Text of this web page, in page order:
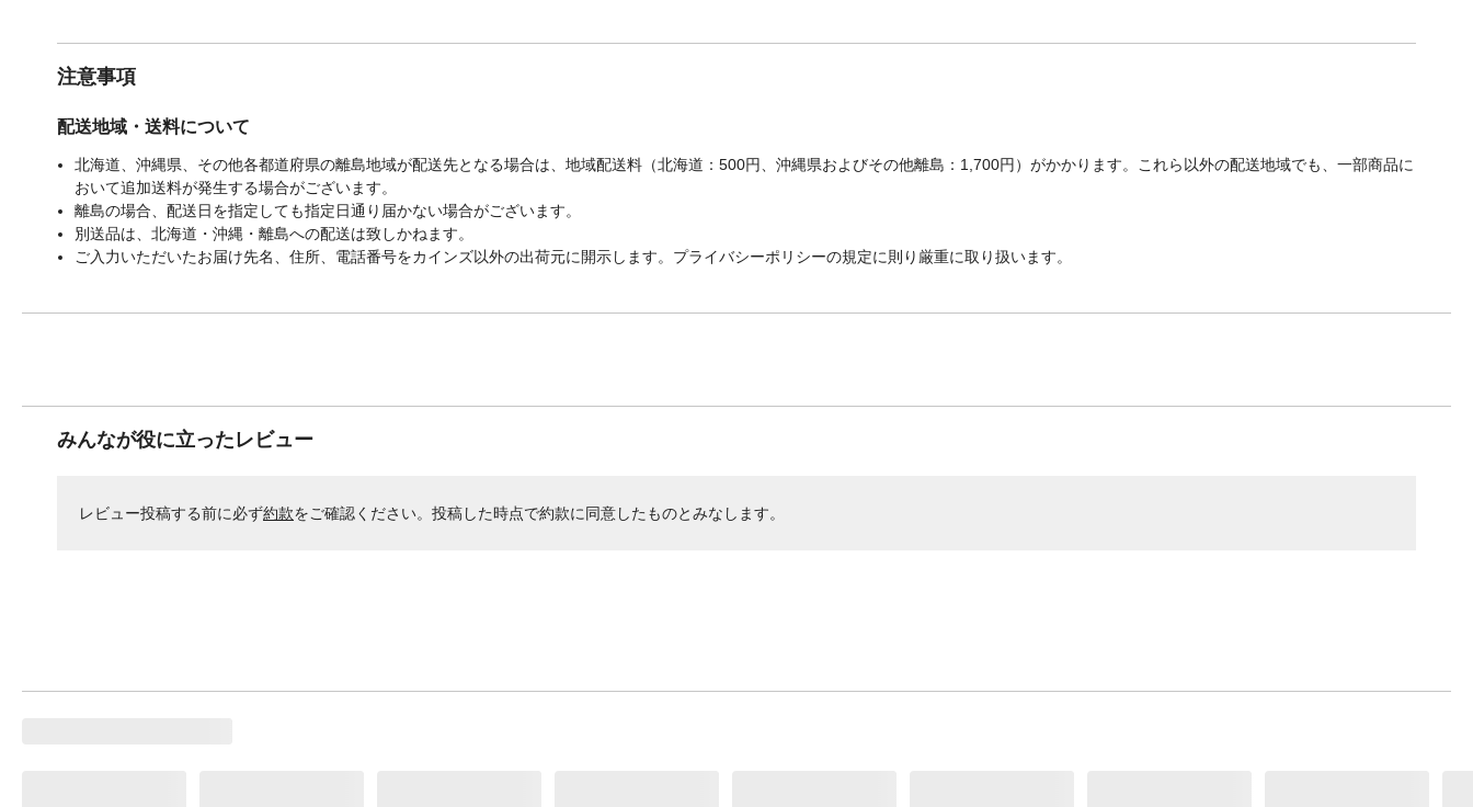
注意事項
配送地域・送料について
北海道、沖縄県、その他各都道府県の離島地域が配送先となる場合は、地域配送料（北海道：500円、沖縄県およびその他離島：1,700円）がかかります。これら以外の配送地域でも、一部商品に
おいて追加送料が発生する場合がございます。
離島の場合、配送日を指定しても指定日通り届かない場合がございます。
別送品は、北海道・沖縄・離島への配送は致しかねます。
ご入力いただいたお届け先名、住所、電話番号をカインズ以外の出荷元に開示します。プライバシーポリシーの規定に則り厳重に取り扱います。
みんなが役に立ったレビュー
レビュー投稿する前に必ず約款をご確認ください。投稿した時点で約款に同意したものとみなします。